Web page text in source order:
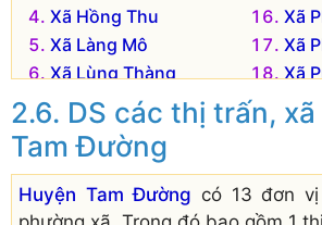
Xã Hồng Thu
Xã Làng Mô
Xã Lùng Thàng
Xã Ma Quai
Xã Nậm Cha
Xã Nậm Cuổi
Xã Nậm Hăn
Xã Nậm Mạ
Xã
Xã
Xã
Xã
Xã
Xã
DS các thị trấn,
Tam Đường
Huyện Tam Đường có 13 đơn